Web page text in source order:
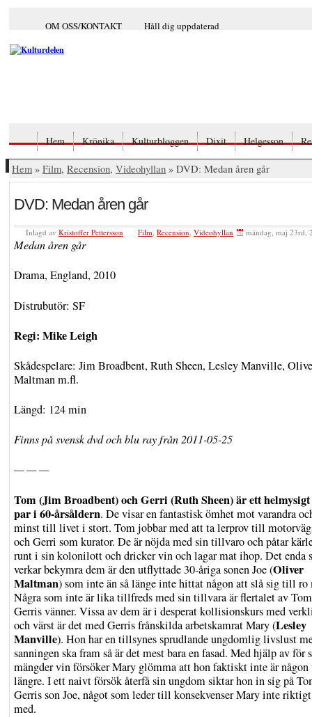
OM OSS/KONTAKT Håll dig uppdaterad
Hem Krönika Kulturbloggen Dixit Helgesson
Hem » Film, Recension, Videohyllan » DVD: Medan åren går
DVD: Medan åren går
Inlagd av Kristoffer Pettersson Film, Recension, Videohyllan måndag, maj 23rd,
Medan åren går
Drama, England, 2010
Distrubutör: SF
Regi: Mike Leigh
Skådespelare: Jim Broadbent, Ruth Sheen, Lesley Manville,
Maltman m.fl.
Längd: 124 min
Finns på svensk dvd och blu ray från 2011-05-25
— — —
Tom (Jim Broadbent) och Gerri (Ruth Sheen) är ett
par i 60-årsåldern. De visar en fantastisk ömhet mot varandra
minst till livet i stort. Tom jobbar med att ta lerprov till
och Gerri som kurator. De är nöjda med sin tillvaro och påtar
runt i sin kolonilott och dricker vin och lagar mat ihop. Det enda
verkar bekymra dem är den utflyttade 30-åriga sonen Joe (Oliver
Maltman) som inte än så länge inte hittat någon att slå sig till ro
Några som inte är lika tillfreds med sin tillvara är flertalet av
Gerris vänner. Vissa av dem är i desperat kollisionskurs med
och värst är det med Gerris frånskilda arbetskamrat Mary (Lesley
Manville). Hon har en tillsynes sprudlande ungdomlig livslust
sanningen ska fram så är det mest bara en fasad. Med hjälp av för
mängder vin försöker Mary glömma att hon faktiskt inte är någon
längre. I ett naivt försök återfå sin ungdom siktar hon in sig på
Gerris son Joe, något som leder till konsekvenser Mary inte
med.